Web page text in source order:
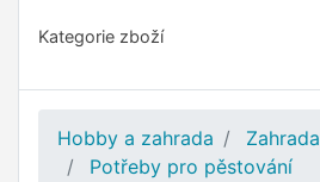
Kategorie zboží
Hobby a zahrada
Zahrada
Potřeby pro pěstování